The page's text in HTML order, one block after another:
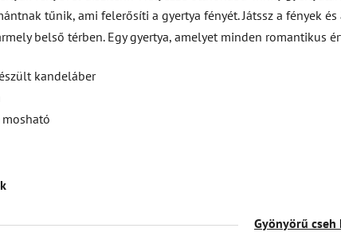
tűnik, ami felerősíti a gyertya fényét. Játssz a fények
belső térben. Egy gyertya, amelyet minden romantikus
kandeláber
Gyönyörű